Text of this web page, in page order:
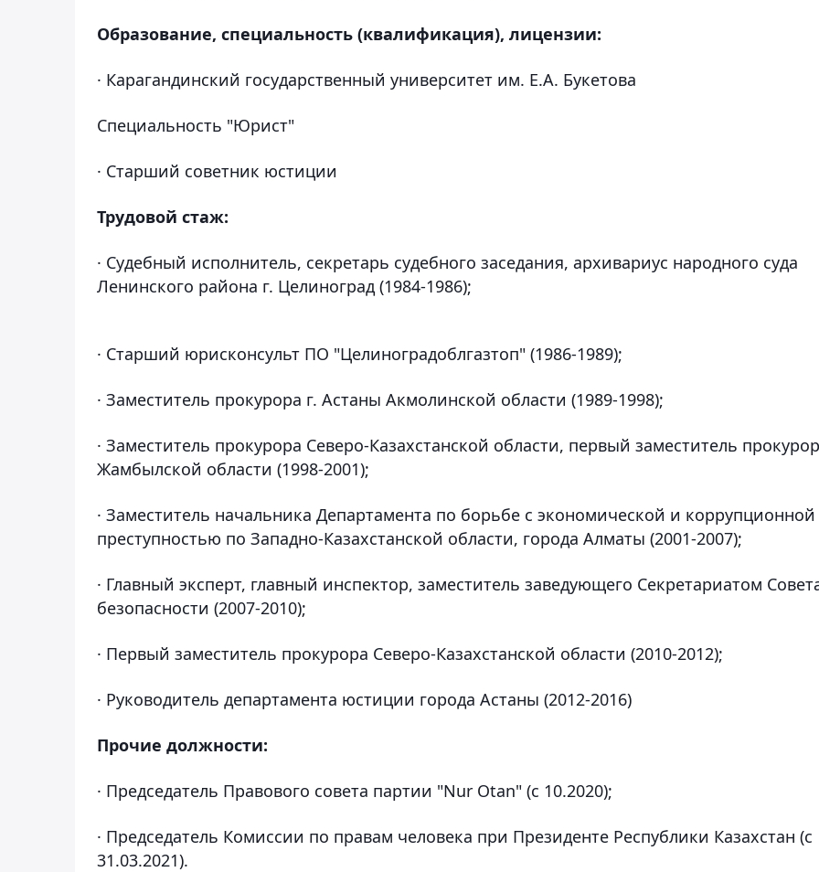
Образование, специальность (квалификация), лицензии:
· Карагандинский государственный университет им. Е.А. Букетова
Специальность "Юрист"
· Старший советник юстиции
Трудовой стаж:
· Судебный исполнитель, секретарь судебного заседания, архивариус народного суда
Ленинского района г. Целиноград (1984-1986);
· Старший юрисконсульт ПО "Целиноградоблгазтоп" (1986-1989);
· Заместитель прокурора г. Астаны Акмолинской области (1989-1998);
· Заместитель прокурора Северо-Казахстанской области, первый заместитель
Жамбылской области (1998-2001);
· Заместитель начальника Департамента по борьбе с экономической и коррупционной
преступностью по Западно-Казахстанской области, города Алматы (2001-2007);
· Главный эксперт, главный инспектор, заместитель заведующего Секретариатом
безопасности (2007-2010);
· Первый заместитель прокурора Северо-Казахстанской области (2010-2012);
· Руководитель департамента юстиции города Астаны (2012-2016)
Прочие должности:
· Председатель Правового совета партии "Nur Otan" (с 10.2020);
· Председатель Комиссии по правам человека при Президенте Республики Казахстан (с
31.03.2021).